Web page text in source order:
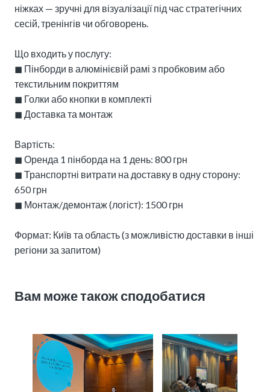
ніжках — зручні для візуалізації під час стратегічних
сесій, тренінгів чи обговорень.
Що входить у послугу:
◼︎ Пінборди в алюмінієвій рамі з пробковим або
текстильним покриттям
◼︎ Голки або кнопки в комплекті
◼︎ Доставка та монтаж
Вартість:
◼︎ Оренда 1 пінборда на 1 день: 800 грн
◼︎ Транспортні витрати на доставку в одну сторону:
650 грн
◼︎ Монтаж/демонтаж (логіст): 1500 грн
Формат: Київ та область (з можливістю доставки в інші
регіони за запитом)
Вам може також сподобатися